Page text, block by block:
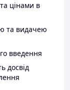
цінами в
та видачею
введення
досвід